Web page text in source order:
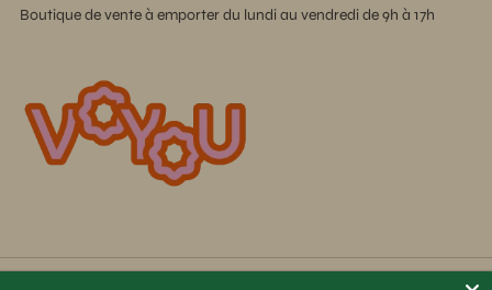
Boutique de vente à emporter du lundi au vendredi de 9h à 17h